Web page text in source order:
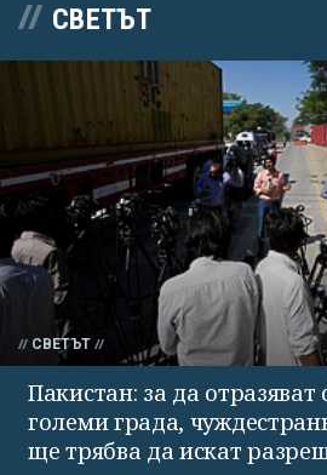
СВЕТЪТ
СВЕТЪТ
Пакистан: за да
големи града,
ще трябва да искат